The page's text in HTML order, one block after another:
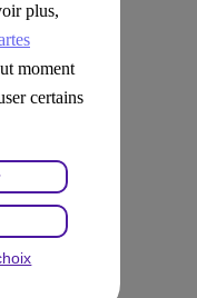
plus,
moment
certains